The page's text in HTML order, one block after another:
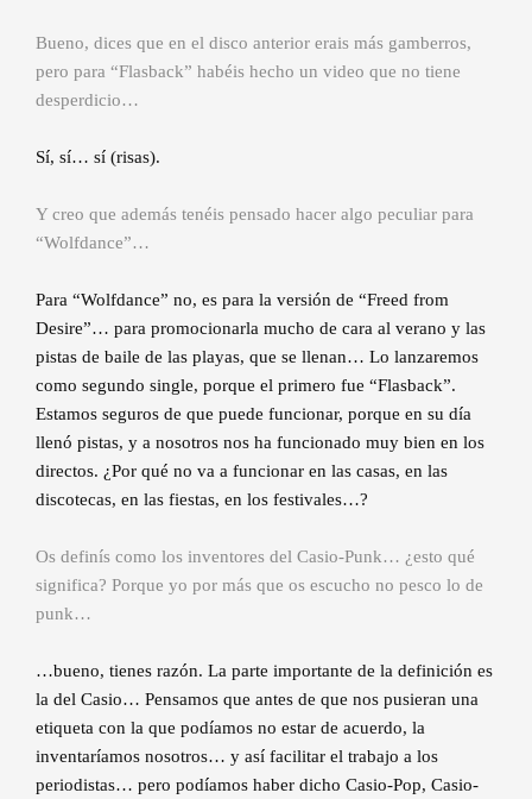
Bueno, dices que en el disco anterior erais más gamberros,
pero para “Flasback” habéis hecho un video que no tiene
desperdicio…
Sí, sí… sí (risas).
Y creo que además tenéis pensado hacer algo peculiar para
“Wolfdance”…
Para “Wolfdance” no, es para la versión de “Freed from
Desire”… para promocionarla mucho de cara al verano y las
pistas de baile de las playas, que se llenan… Lo lanzaremos
como segundo single, porque el primero fue “Flasback”.
Estamos seguros de que puede funcionar, porque en su día
llenó pistas, y a nosotros nos ha funcionado muy bien en los
directos. ¿Por qué no va a funcionar en las casas, en las
discotecas, en las fiestas, en los festivales…?
Os definís como los inventores del Casio-Punk… ¿esto qué
significa? Porque yo por más que os escucho no pesco lo de
punk…
…bueno, tienes razón. La parte importante de la definición es
la del Casio… Pensamos que antes de que nos pusieran una
etiqueta con la que podíamos no estar de acuerdo, la
inventaríamos nosotros… y así facilitar el trabajo a los
periodistas… pero podíamos haber dicho Casio-Pop, Casio-